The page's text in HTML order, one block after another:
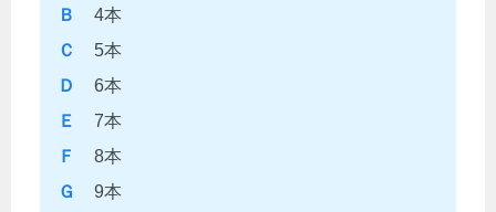
Ｂ
4本
Ｃ
5本
Ｄ
6本
Ｅ
7本
Ｆ
8本
Ｇ
9本